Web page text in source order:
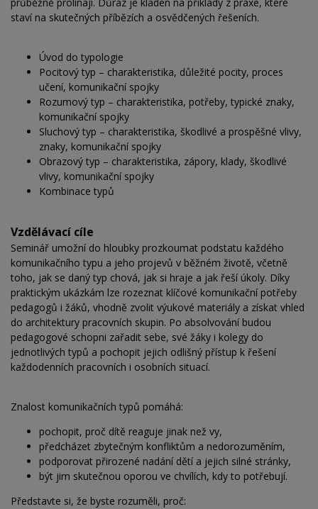
staví na skutečných příbězích a osvědčených řešeních.
Úvod do typologie
Pocitový typ – charakteristika, důležité pocity, proces
učení, komunikační spojky
Rozumový typ – charakteristika, potřeby, typické znaky,
komunikační spojky
Sluchový typ – charakteristika, škodlivé a prospěšné vlivy,
znaky, komunikační spojky
Obrazový typ – charakteristika, zápory, klady, škodlivé
vlivy, komunikační spojky
Kombinace typů
Vzdělávací cíle
Seminář umožní do hloubky prozkoumat podstatu každého
komunikačního typu a jeho projevů v běžném životě, včetně
toho, jak se daný typ chová, jak si hraje a jak řeší úkoly. Díky
praktickým ukázkám lze rozeznat klíčové komunikační potřeby
pedagogů i žáků, vhodně zvolit výukové materiály a získat vhled
do architektury pracovních skupin. Po absolvování budou
pedagogové schopni zařadit sebe, své žáky i kolegy do
jednotlivých typů a pochopit jejich odlišný přístup k řešení
každodenních pracovních i osobních situací.
Znalost komunikačních typů pomáhá:
pochopit, proč dítě reaguje jinak než vy,
předcházet zbytečným konfliktům a nedorozuměním,
podporovat přirozené nadání dětí a jejich silné stránky,
být jim skutečnou oporou ve chvílích, kdy to potřebují.
Představte si, že byste rozuměli, proč: